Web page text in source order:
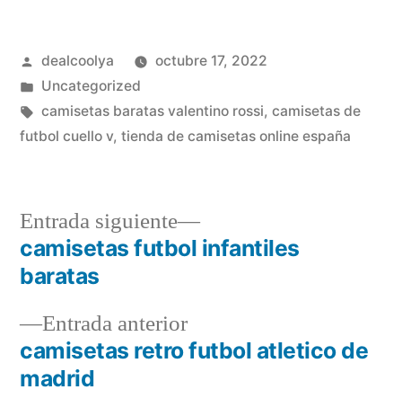
Publicado
por
dealcoolya
octubre 17, 2022
Publicado
en
Uncategorized
Etiquetas:
camisetas baratas valentino rossi, camisetas de
futbol cuello v, tienda de camisetas online españa
Navegación
entradas
Entrada anteriorEntrada
anterior:
camisetas retro futbol atletico de
madrid
Entrada siguiente
Entrada
siguiente:
camisetas futbol infantiles
baratas